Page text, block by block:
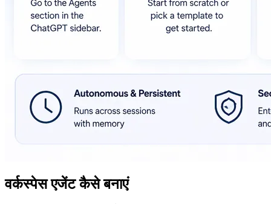
वर्कस्पेस एजेंट कैसे बनाएं